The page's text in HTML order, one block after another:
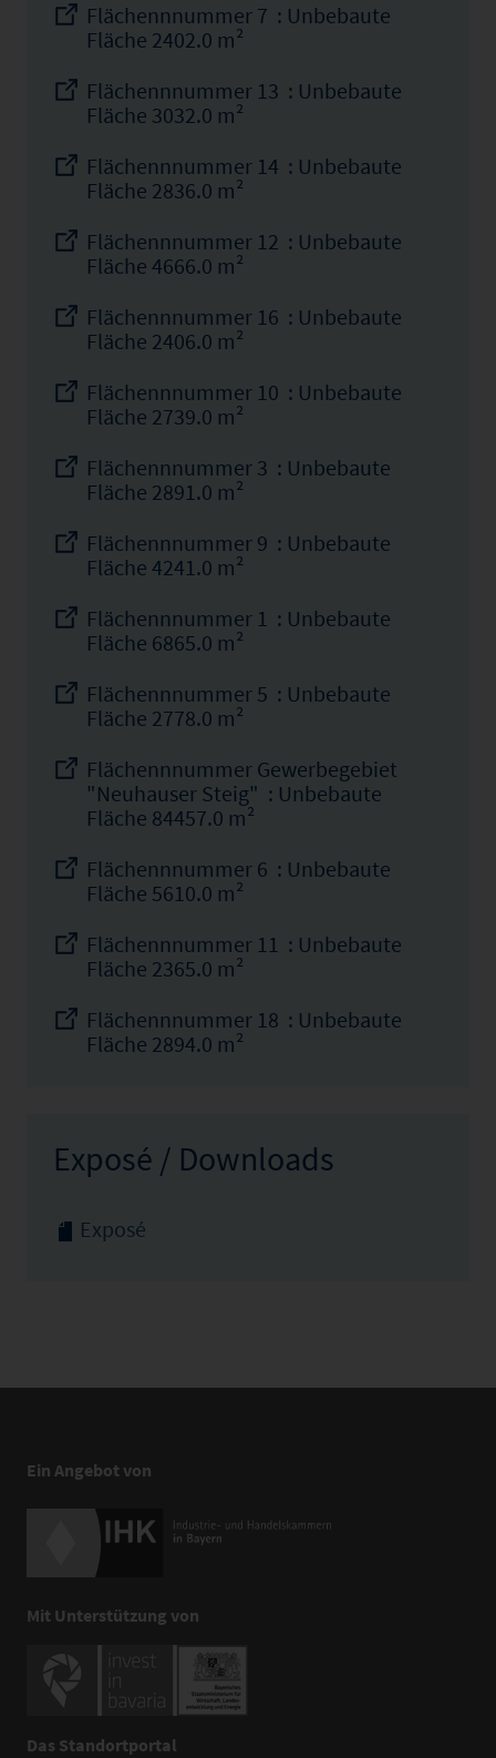
Flächennnummer 7 : Unbebaute
Fläche 2402.0 m²
Flächennnummer 13 : Unbebaute
Fläche 3032.0 m²
Flächennnummer 14 : Unbebaute
Fläche 2836.0 m²
Flächennnummer 12 : Unbebaute
Fläche 4666.0 m²
Flächennnummer 16 : Unbebaute
Fläche 2406.0 m²
Flächennnummer 10 : Unbebaute
Fläche 2739.0 m²
Flächennnummer 3 : Unbebaute
Fläche 2891.0 m²
Flächennnummer 9 : Unbebaute
Fläche 4241.0 m²
Flächennnummer 1 : Unbebaute
Fläche 6865.0 m²
Flächennnummer 5 : Unbebaute
Fläche 2778.0 m²
Flächennnummer Gewerbegebiet
"Neuhauser Steig" : Unbebaute
Fläche 84457.0 m²
Flächennnummer 6 : Unbebaute
Fläche 5610.0 m²
Flächennnummer 11 : Unbebaute
Fläche 2365.0 m²
Flächennnummer 18 : Unbebaute
Fläche 2894.0 m²
Exposé / Downloads
Exposé
Ein Angebot von
Mit Unterstützung von
Das Standortportal